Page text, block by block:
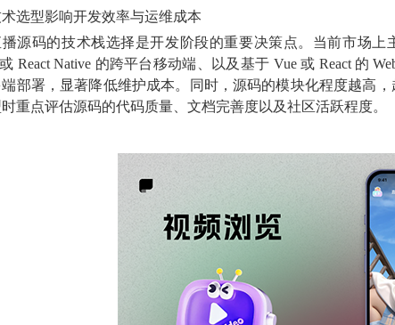
选型影响开发效率与运维成本
源码的技术栈选择是开发阶段的重要决策点。当前市场上
React Native 的跨平台移动端、以及基于 Vue 或 React 的
部署，显著降低维护成本。同时，源码的模块化程度越高
重点评估源码的代码质量、文档完善度以及社区活跃程度。